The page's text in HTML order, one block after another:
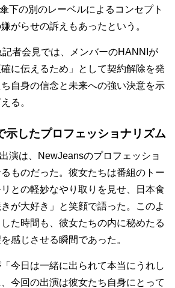
下の別のレーベルによるコンセプト
がらせの訴えもあったという。
者会見では、メンバーのHANNIが
確に伝えるため」として契約解除を発
自身の信念と未来への強い決意を示
る。
示したプロフェッショナリズム
演は、NewJeansのプロフェッショ
ものだった。彼女たちは番組のトー
との軽妙なやり取りを見せ、日本食
が大好き」と笑顔で語った。このよ
た時間も、彼女たちの内に秘めたる
感じさせる瞬間であった。
今日は一緒に出られて本当にうれし
今回の出演は彼女たち自身にとって